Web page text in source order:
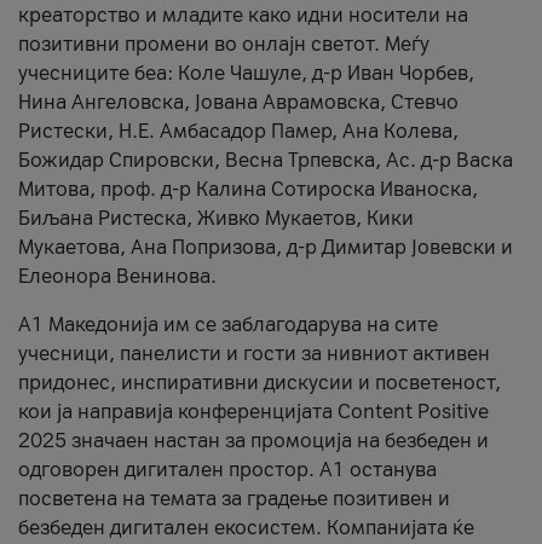
креаторство и младите како идни носители на
позитивни промени во онлајн светот. Меѓу
учесниците беа: Коле Чашуле, д-р Иван Чорбев,
Нина Ангеловска, Јована Аврамовска, Стевчо
Ристески, Н.Е. Амбасадор Памер, Ана Колева,
Божидар Спировски, Весна Трпевска, Ас. д-р Васка
Митова, проф. д-р Калина Сотироска Иваноска,
Биљана Ристеска, Живко Мукаетов, Кики
Мукаетова, Ана Попризова, д-р Димитар Јовевски и
Елеонора Венинова.
А1 Македонија им се заблагодарува на сите
учесници, панелисти и гости за нивниот активен
придонес, инспиративни дискусии и посветеност,
кои ја направија конференцијата Content Positive
2025 значаен настан за промоција на безбеден и
одговорен дигитален простор. А1 останува
посветена на темата за градење позитивен и
безбеден дигитален екосистем. Компанијата ќе